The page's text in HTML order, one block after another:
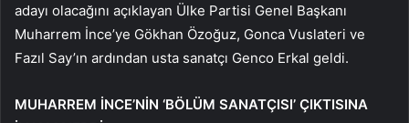
adayı olacağını açıklayan Ülke Partisi Genel Başkanı
Muharrem İnce’ye Gökhan Özoğuz, Gonca Vuslateri ve
Fazıl Say’ın ardından usta sanatçı Genco Erkal geldi.
MUHARREM İNCE’NİN ‘BÖLÜM SANATÇISI’ ÇIKTISINA